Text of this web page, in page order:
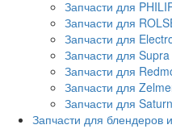
Запчасти для
Запчасти для
Запчасти для
Запчасти для Supra
Запчасти для
Запчасти для
Запчасти для Saturn
Запчасти для блендеров